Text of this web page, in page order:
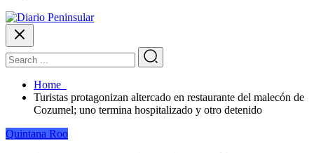
Home
Turistas protagonizan altercado en restaurante del malecón de
Cozumel; uno termina hospitalizado y otro detenido
Quintana Roo